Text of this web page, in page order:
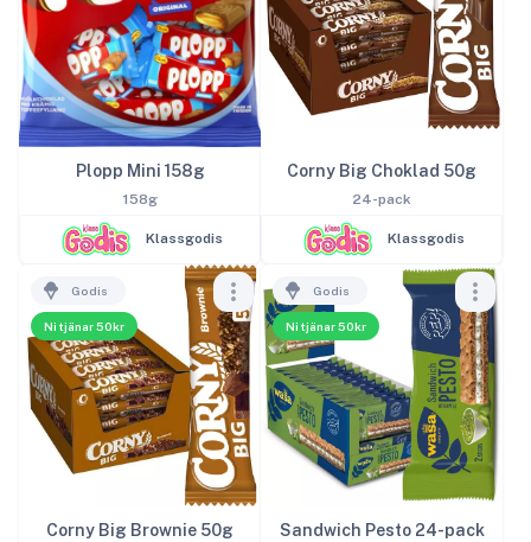
Plopp Mini 158g
158g
Klassgodis
Corny Big Choklad 50g
24-pack
Klassgodis
Ni tjänar 50kr
Godis
Corny Big Brownie 50g
Ni tjänar 50kr
Godis
Sandwich Pesto 24-pack